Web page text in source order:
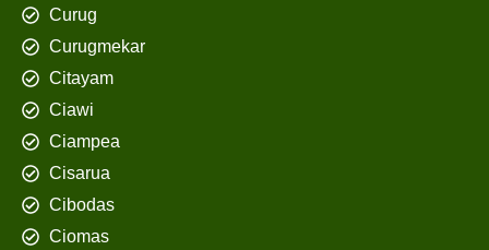
Curug
Curugmekar
Citayam
Ciawi
Ciampea
Cisarua
Cibodas
Ciomas